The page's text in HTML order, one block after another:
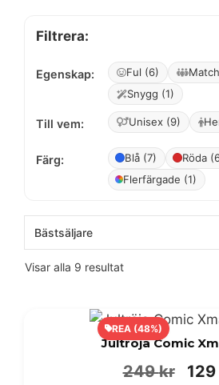
Filtrera:
Egenskap: Ful (6)
Snygg (1)
Till vem: Unisex (9)
Färg: Blå (7) Röda
Flerfärgade (1)
Visar alla 9 resultat
REA (48%)
Jultröja Comic
249kr
Det
129